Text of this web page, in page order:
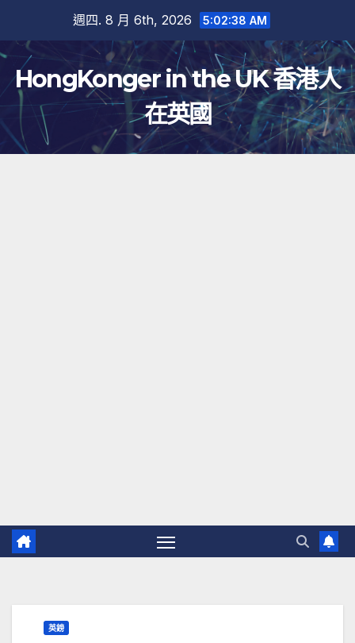
內
容
週四. 8 月 6th, 2026 5:02:38 AM
HongKonger in the UK 香港人
在英國
英鎊